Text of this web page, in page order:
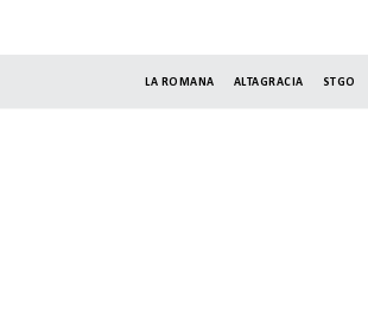
LA ROMANA ALTAGRACIA STGO